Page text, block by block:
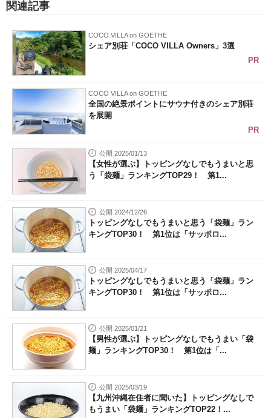
関連記事
COCO VILLA on GOETHE
シェア別荘「COCO VILLA Owners」3選
PR
COCO VILLA on GOETHE
全国の絶景ポイントにサウナ付きのシェア別荘
を展開
PR
公開 2025/01/13
【女性が選ぶ】トッピングなしでもうまいと思
う「袋麺」ランキングTOP29！ 第1...
公開 2024/12/26
トッピングなしでもうまいと思う「袋麺」ラン
キングTOP30！ 第1位は「サッポロ...
公開 2025/04/17
トッピングなしでもうまいと思う「袋麺」ラン
キングTOP30！ 第1位は「サッポロ...
公開 2025/01/21
【男性が選ぶ】トッピングなしでもうまい「袋
麺」ランキングTOP30！ 第1位は「...
公開 2025/03/19
【九州沖縄在住者に聞いた】トッピングなしで
もうまい「袋麺」ランキングTOP22！...